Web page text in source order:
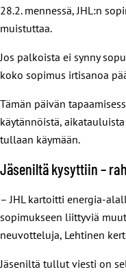
28.2. mennessä, JHL:n
muistuttaa.
Jos palkoista ei synny
koko sopimus irtisanoa
Tämän päivän
käytännöistä,
tullaan käymään.
Jäseniltä kysyttiin –
– JHL kartoitti energia-
sopimukseen liittyviä
neuvotteluja, Lehtinen
Jäseniltä tullut viesti on